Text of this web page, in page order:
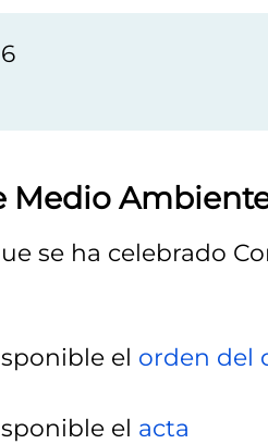
Medio
se ha celebrado
el orden del
el acta